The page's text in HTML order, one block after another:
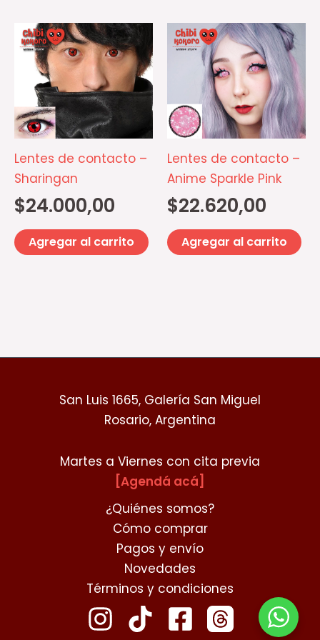
Lentes de contacto –
Sharingan
$24.000,00
Agregar al carrito
Lentes de contacto –
Anime Sparkle Pink
$22.620,00
Agregar al carrito
San Luis 1665, Galería San Miguel
Rosario, Argentina
Martes a Viernes con cita previa
[Agendá acá]
¿Quiénes somos?
Cómo comprar
Pagos y envío
Novedades
Términos y condiciones